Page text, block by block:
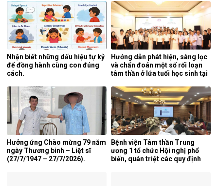
lần thứ 5 năm 2026.
Nhận biết những dấu hiệu tự kỷ
để đồng hành cùng con đúng
cách.
Hướng dẫn phát hiện, sàng lọc
và chẩn đoán một số rối loạn
tâm thần ở lứa tuổi học sinh tại
Hưởng ứng Chào mừng 79 năm
ngày Thương binh – Liệt sĩ
(27/7/1947 – 27/7/2026).
Bệnh viện Tâm thần Trung
ương 1 tổ chức Hội nghị phổ
biến, quán triệt các quy định